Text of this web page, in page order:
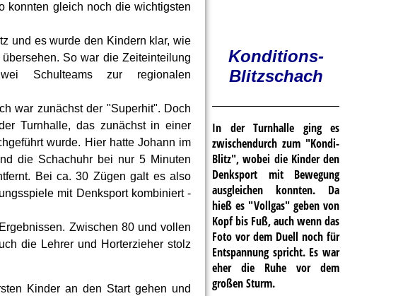
konnten gleich noch die wichtigsten
und es wurde den Kindern klar, wie
So war die Zeiteinteilung
Schulteams zur regionalen
war zunächst der "Superhit". Doch
Turnhalle, das zunächst in einer
wurde. Hier hatte Johann im
die Schachuhr bei nur 5 Minuten
Bei ca. 30 Zügen galt es also
mit Denksport kombiniert -
Zwischen 80 und vollen
die Lehrer und Horterzieher stolz
Kinder an den Start gehen und
Konditions-
Blitzschach
In der Turnhalle ging es
zwischendurch zum "Kondi-
Blitz", wobei die Kinder den
Denksport mit Bewegung
ausgleichen konnten. Da
hieß es "Vollgas" geben von
Kopf bis Fuß, auch wenn das
Foto vor dem Duell noch für
Entspannung spricht. Es war
eher die Ruhe vor dem
großen Sturm.